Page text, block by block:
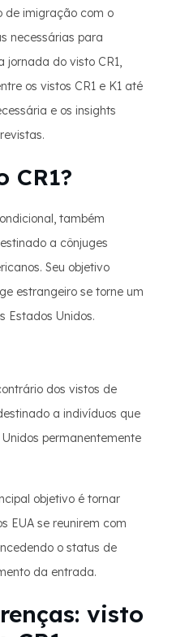
de imigração com o
necessárias para
jornada do visto CR1,
os vistos CR1 e K1 até
e os insights
CR1?
também
a cônjuges
Seu objetivo
estrangeiro se torne um
Estados Unidos.
dos vistos de
a indivíduos que
permanentemente
objetivo é tornar
EUA se reunirem com
o status de
da entrada.
visto